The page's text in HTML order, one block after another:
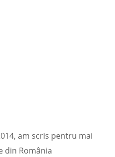
am scris pentru mai
din România